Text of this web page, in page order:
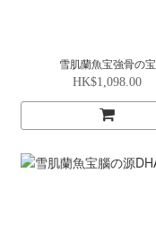
雪肌蘭魚宝強骨の宝
HK$1,098.00